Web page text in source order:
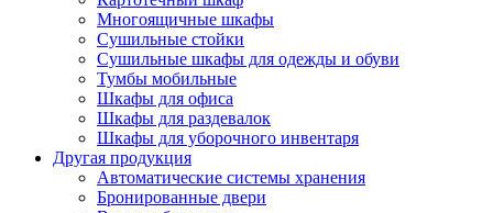
Многоящичные шкафы
Сушильные стойки
Сушильные шкафы для одежды и обуви
Тумбы мобильные
Шкафы для офиса
Шкафы для раздевалок
Шкафы для уборочного инвентаря
Другая продукция
Автоматические системы хранения
Бронированные двери